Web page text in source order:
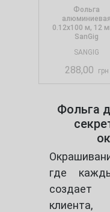
Фольга
алюминиевая
0.12х100 м, 12
SanGig
SANGIG
288,00 грн
Фольга
где
создает